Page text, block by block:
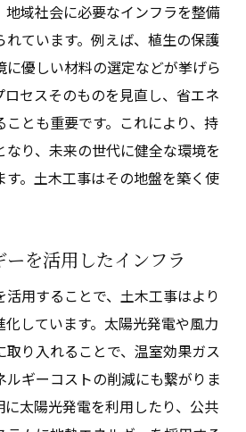
地域社会に必要なインフラを整備
れています。例えば、植生の保護
優しい材料の選定などが挙げら
セスそのものを見直し、省エネ
とも重要です。これにより、持
り、未来の世代に健全な環境を
す。土木工事はその地盤を築く使
を活用したインフラ
用することで、土木工事はより
しています。太陽光発電や風力
り入れることで、温室効果ガス
ルギーコストの削減にも繋がりま
太陽光発電を利用したり、公共